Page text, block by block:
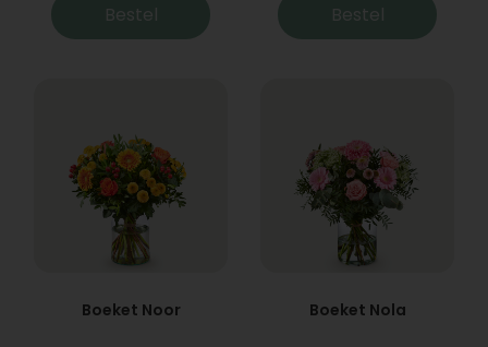
Bestel Bestel
Boeket Noor Boeket Nola